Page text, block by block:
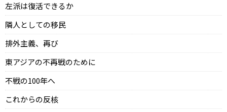
左派は復活できるか
隣人としての移民
排外主義、再び
東アジアの不再戦のために
不戦の100年へ
これからの反核